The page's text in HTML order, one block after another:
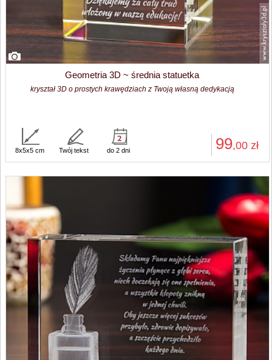
Geometria 3D ~ średnia statuetka
kryształ 3D o prostych krawędziach z Twoją własną dedykacją
99,00 zł
8x5x5 cm Twój tekst do 2 dni